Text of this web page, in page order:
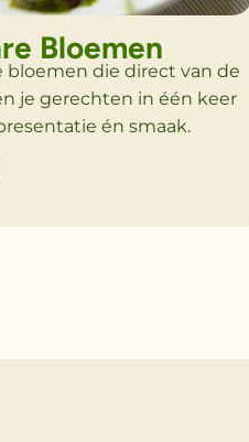
Bloemen
bloemen die direct van de
je gerechten in één keer
én smaak.